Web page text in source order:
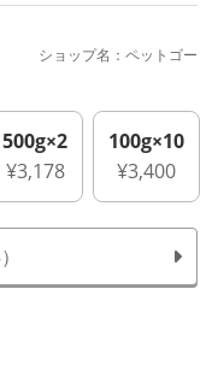
ショップ名：ペットゴー
500g×2
¥3,178
100g×10
¥3,400